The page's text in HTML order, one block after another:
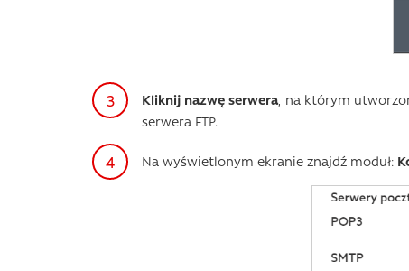
Kliknij nazwę serwera, na którym
serwera FTP.
Na wyświetlonym ekranie znajdź moduł: